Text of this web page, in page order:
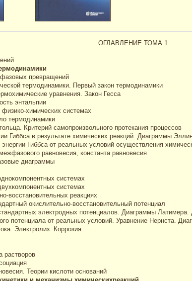
ОГЛАВЛЕНИЕ ТОМА 1
превращений
термодинамики. Первый закон термодинамики
уравнения. Закон Гесса
энтальпии
химических системах
термодинамики
Критерий самопроизвольного протекания процессов
Гиббса в результате химических реакций. Диаграммы
Гиббса от реальных условий осуществления
равновесия, константа равновесия
диаграммы
системах
системах
восстановительных реакциях
окислительно-восстановительный потенциал
электродных потенциалов. Диаграммы
потенциала от реальных условий. Уравнение Нернста.
Электролиз. Коррозия
растворов
Теории кислоти оснований
и механизмы химическихреакций